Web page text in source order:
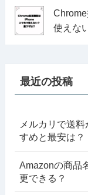
使えな
最近の投稿
メルカリで送
すめと最安は？
Amazonの商品
更できる？